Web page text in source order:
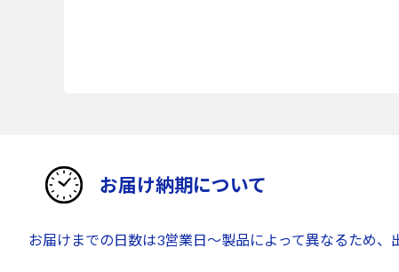
お届け納期について
お届けまでの日数は3営業日～製品によって異なるため、